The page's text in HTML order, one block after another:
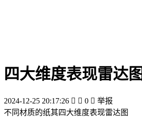
四大维度表现雷达图
2024-12-25 20:17:26   0  举报
不同材质的纸其四大维度表现雷达图